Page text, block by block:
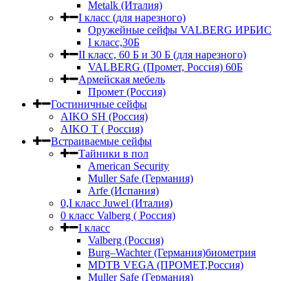
Metalk (Италия)
I класс (для нарезного)
Оружейные сейфы VALBERG ИРБИС
I класс,30Б
II класс, 60 Б и 30 Б (для нарезного)
VALBERG (Промет, Россия) 60Б
Армейская мебель
Промет (Россия)
Гостиничные сейфы
AIKO SH (Россия)
AIKO Т ( Россия)
Встраиваемые сейфы
Тайники в пол
American Security
Muller Safe (Германия)
Arfe (Испания)
0,I класс Juwel (Италия)
0 класс Valberg ( Россия)
I класс
Valberg (Россия)
Burg–Wachter (Германия)биометрия
MDTB VEGA (ПРОМЕТ,Россия)
Muller Safe (Германия)